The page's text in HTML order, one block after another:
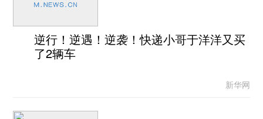
逆行！逆遇！逆袭！快递小哥于洋洋又买
了2辆车
新华网